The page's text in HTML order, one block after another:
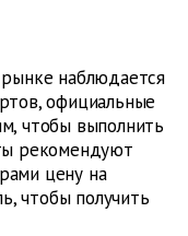
наблюдается
официальные
чтобы выполнить
рекомендуют
цену на
чтобы получить